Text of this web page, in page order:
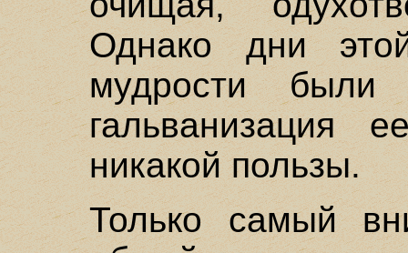
Однако дни
мудрости были
гальванизация
никакой пользы.
Только самый